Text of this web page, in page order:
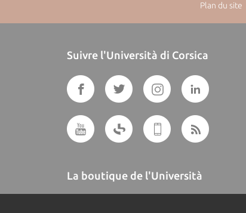
Plan du site
Suivre l'Università di Corsica
La boutique de l'Università